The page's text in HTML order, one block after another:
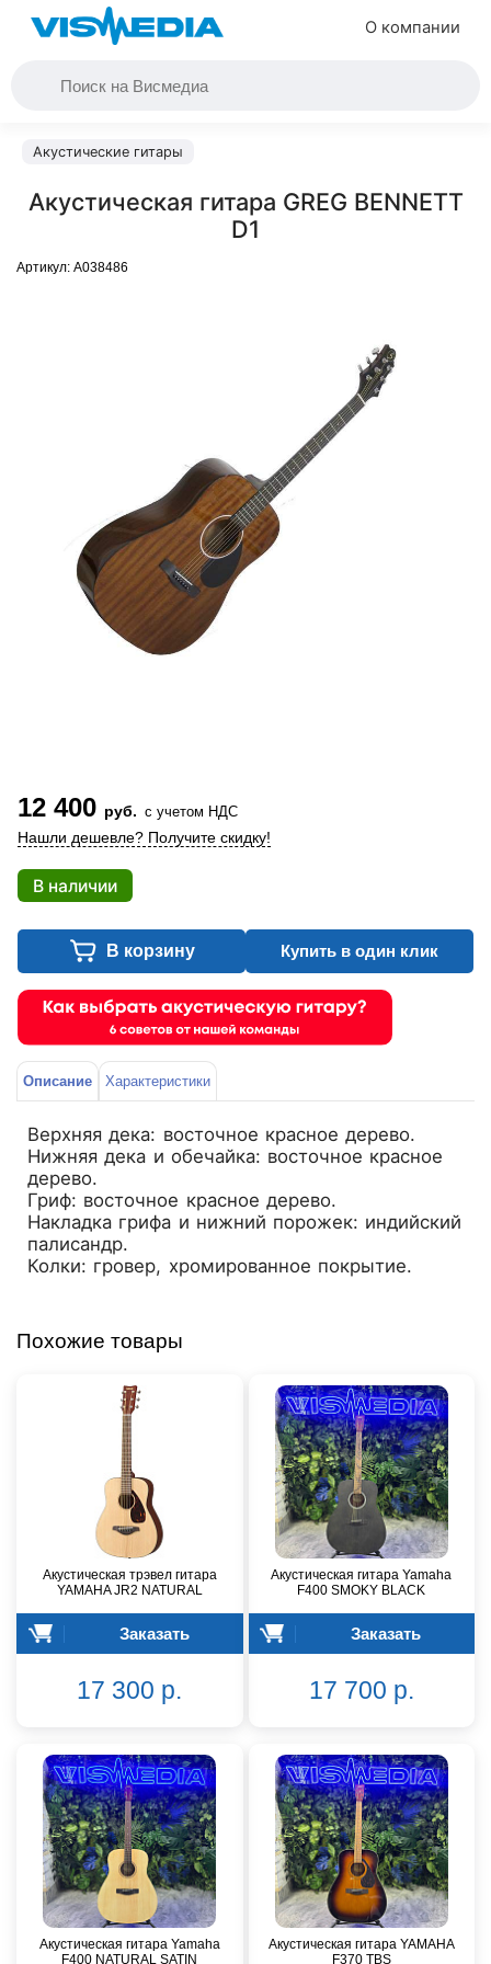
О компании
Акустические гитары
Акустическая гитара GREG BENNETT
D1
Артикул: A038486
12 400 руб. с учетом НДС
Нашли дешевле? Получите скидку!
В наличии
В корзину Купить в один клик
Описание Характеристики
Верхняя дека: восточное красное дерево.
Нижняя дека и обечайка: восточное красное
дерево.
Гриф: восточное красное дерево.
Накладка грифа и нижний порожек: индийский
палисандр.
Колки: гровер, хромированное покрытие.
Похожие товары
Акустическая трэвел гитара
YAMAHA JR2 NATURAL
Заказать
17 300 р.
Акустическая гитара Yamaha
F400 SMOKY BLACK
Заказать
17 700 р.
Акустическая гитара Yamaha
F400 NATURAL SATIN
Акустическая гитара YAMAHA
F370 TBS